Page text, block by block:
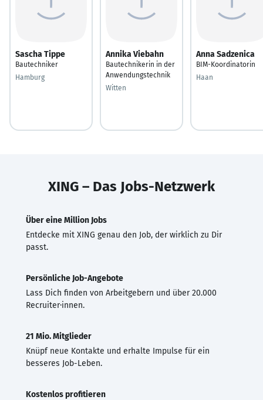
Sascha Tippe
Bautechniker
Hamburg
Annika Viebahn
Bautechnikerin in der
Anwendungstechnik
Witten
Anna Sadzenica
BIM-Koordinatorin
Haan
XING – Das Jobs-Netzwerk
Über eine Million Jobs
Entdecke mit XING genau den Job, der wirklich zu Dir
passt.
Persönliche Job-Angebote
Lass Dich finden von Arbeitgebern und über 20.000
Recruiter·innen.
21 Mio. Mitglieder
Knüpf neue Kontakte und erhalte Impulse für ein
besseres Job-Leben.
Kostenlos profitieren